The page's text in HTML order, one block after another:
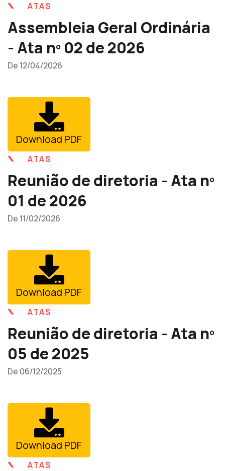
ATAS
Assembleia Geral Ordinária
- Ata nº 02 de 2026
De 12/04/2026
Download PDF
ATAS
Reunião de diretoria - Ata nº
01 de 2026
De 11/02/2026
Download PDF
ATAS
Reunião de diretoria - Ata nº
05 de 2025
De 06/12/2025
Download PDF
ATAS